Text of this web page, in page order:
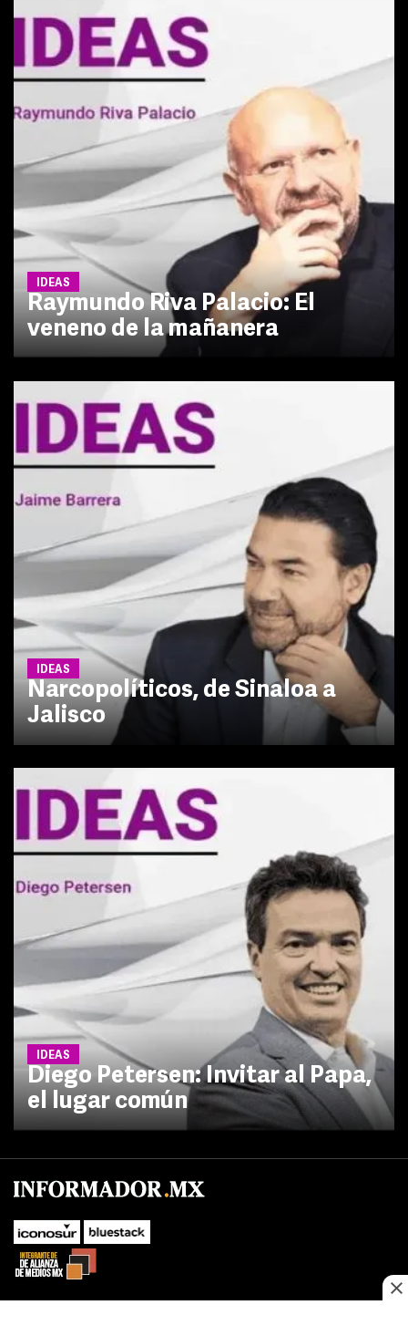
IDEAS
Raymundo Riva Palacio: El
veneno de la mañanera
IDEAS
Narcopolíticos, de Sinaloa a
Jalisco
IDEAS
Diego Petersen: Invitar al Papa,
el lugar común